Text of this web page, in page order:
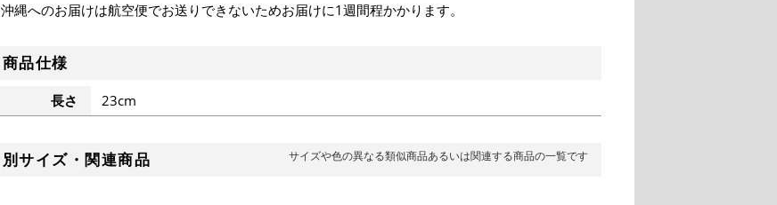
沖縄へのお届けは航空便でお送りできないためお届けに1週間程かかります。
商品仕様
長さ 23cm
別サイズ・関連商品 サイズや色の異なる類似商品あるいは関連する商品の一覧です